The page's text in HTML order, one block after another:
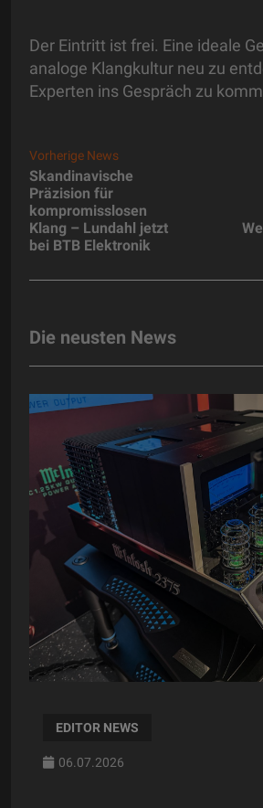
Der Eintritt ist frei. Eine ideale
analoge Klangkultur neu zu
Experten ins Gespräch zu
Vorherige News
Skandinavische
Präzision für
kompromisslosen
Klang – Lundahl jetzt
bei BTB Elektronik
Die neusten News
EDITOR NEWS
06.07.2026